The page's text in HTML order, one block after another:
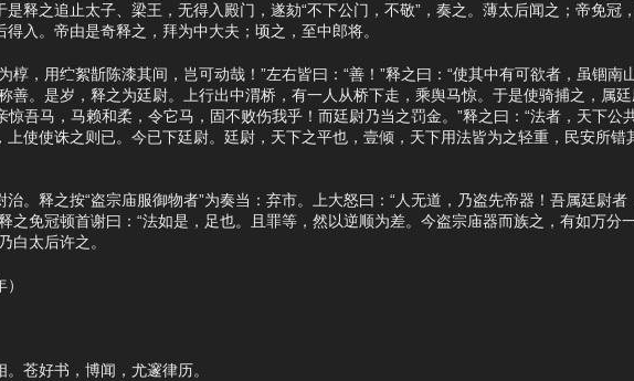
之追止太子、梁王，无得入殿门，遂劾“不下公门，不敬”，奏之。薄太后闻之；帝免冠
入。帝由是奇释之，拜为中大夫；顷之，至中郎将。
，用纻絮斮陈漆其间，岂可动哉！”左右皆曰：“善！”释之曰：“使其中有可欲者，虽锢南
善。是岁，释之为廷尉。上行出中渭桥，有一人从桥下走，乘舆马惊。于是使骑捕之，属廷
吾马，马赖和柔，令它马，固不败伤我乎！而廷尉乃当之罚金。”释之曰：“法者，天下公共
使使诛之则已。今已下廷尉。廷尉，天下之平也，壹倾，天下用法皆为之轻重，民安所错
释之按“盗宗庙服御物者”为奏当：弃市。上大怒曰：“人无道，乃盗先帝器！吾属廷尉者
之免冠顿首谢曰：“法如是，足也。且罪等，然以逆顺为差。今盗宗庙器而族之，有如万分
白太后许之。
苍好书，博闻，尤邃律历。